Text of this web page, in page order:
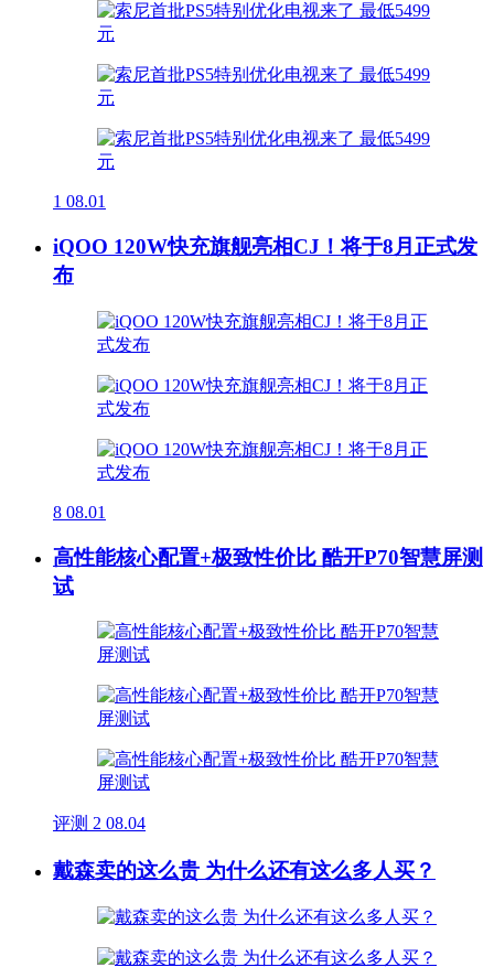
1 08.01
iQOO 120W快充旗舰亮相CJ！将于8月正式发
布
8 08.01
高性能核心配置+极致性价比 酷开P70智慧屏测
试
评测 2 08.04
戴森卖的这么贵 为什么还有这么多人买？